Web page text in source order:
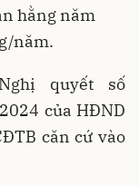
hằng năm
năm.
quyết số
của HĐND
căn cứ vào